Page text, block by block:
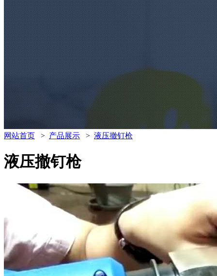
网站首页 > 产品展示 > 液压撤钉枪
液压撤钉枪